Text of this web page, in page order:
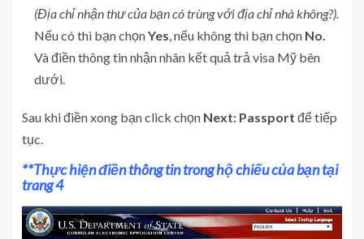
(Địa chỉ nhận thư của bạn có trùng với địa chỉ nhà không?).
Nếu có thì bạn chọnYes , nếu không thì bạn chọn No.
Và điền thông tin nhận nhân kết quả trả visa Mỹ bên
dưới.
Sau khi điền xong bạn click chọn Next: Passport để tiếp
tục.
**Thực hiện điền thông tin trong hộ chiếu của bạn tại
trang 4